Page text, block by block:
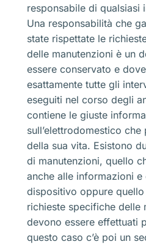
responsabile di qualsiasi
Una responsabilità che
state rispettate le
delle manutenzioni è un
essere conservato e
esattamente tutte gli
eseguiti nel corso degli
contiene le giuste
sull’elettrodomestico
della sua vita. Esistono
di manutenzioni, quello
anche alle informazioni
dispositivo oppure
richieste specifiche delle
devono essere effettuati
questo caso c’è poi un